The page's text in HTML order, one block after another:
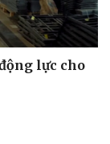
lực cho